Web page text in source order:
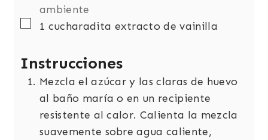
ambiente
▢
1 cucharadita extracto de vainilla
Instrucciones
Mezcla el azúcar y las claras de huevo
al baño maría o en un recipiente
resistente al calor. Calienta la mezcla
suavemente sobre agua caliente,